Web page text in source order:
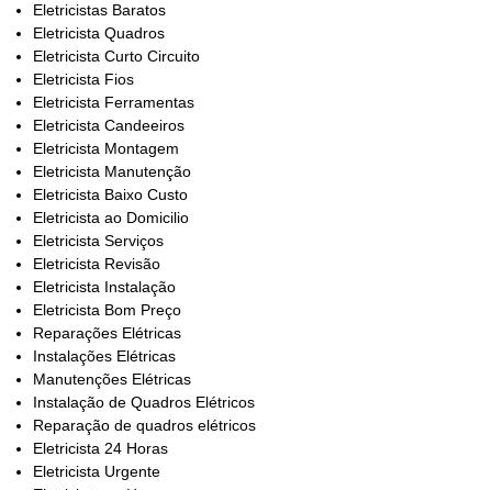
Eletricistas Baratos
Eletricista Quadros
Eletricista Curto Circuito
Eletricista Fios
Eletricista Ferramentas
Eletricista Candeeiros
Eletricista Montagem
Eletricista Manutenção
Eletricista Baixo Custo
Eletricista ao Domicilio
Eletricista Serviços
Eletricista Revisão
Eletricista Instalação
Eletricista Bom Preço
Reparações Elétricas
Instalações Elétricas
Manutenções Elétricas
Instalação de Quadros Elétricos
Reparação de quadros elétricos
Eletricista 24 Horas
Eletricista Urgente